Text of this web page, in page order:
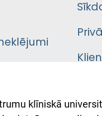
klīniskā